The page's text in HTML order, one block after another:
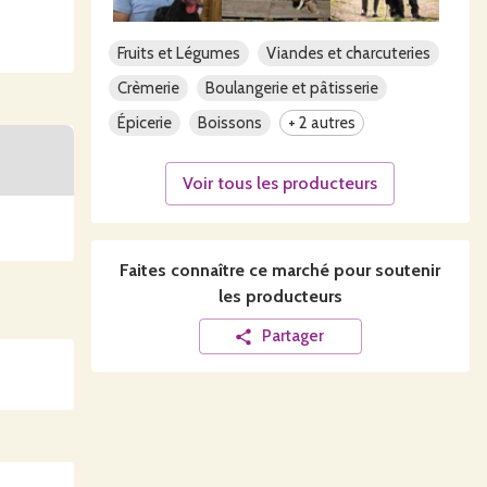
si
de la
sur
en
Fruits et Légumes
Viandes et charcuteries
Crèmerie
Boulangerie et pâtisserie
Épicerie
Boissons + 2 autres
Voir tous les producteurs
Faites connaître ce marché pour soutenir
les producteurs
Partager